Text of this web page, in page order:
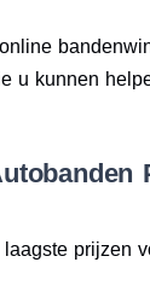
u kunnen
prijzen